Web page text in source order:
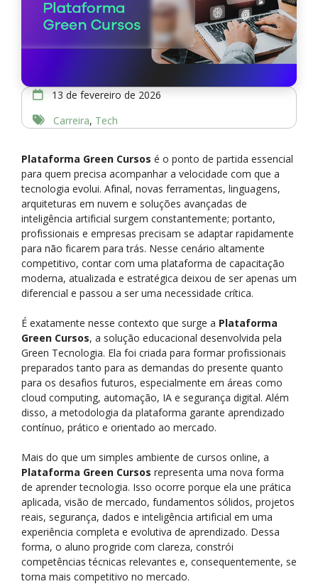
13 de fevereiro de 2026
Carreira, Tech
Plataforma Green Cursos é o ponto de partida essencial
para quem precisa acompanhar a velocidade com que a
tecnologia evolui. Afinal, novas ferramentas, linguagens,
arquiteturas em nuvem e soluções avançadas de
inteligência artificial surgem constantemente; portanto,
profissionais e empresas precisam se adaptar rapidamente
para não ficarem para trás. Nesse cenário altamente
competitivo, contar com uma plataforma de capacitação
moderna, atualizada e estratégica deixou de ser apenas um
diferencial e passou a ser uma necessidade crítica.
É exatamente nesse contexto que surge a Plataforma
Green Cursos, a solução educacional desenvolvida pela
Green Tecnologia. Ela foi criada para formar profissionais
preparados tanto para as demandas do presente quanto
para os desafios futuros, especialmente em áreas como
cloud computing, automação, IA e segurança digital. Além
disso, a metodologia da plataforma garante aprendizado
contínuo, prático e orientado ao mercado.
Mais do que um simples ambiente de cursos online, a
Plataforma Green Cursos representa uma nova forma
de aprender tecnologia. Isso ocorre porque ela une prática
aplicada, visão de mercado, fundamentos sólidos, projetos
reais, segurança, dados e inteligência artificial em uma
experiência completa e evolutiva de aprendizado. Dessa
forma, o aluno progride com clareza, constrói
competências técnicas relevantes e, consequentemente, se
torna mais competitivo no mercado.